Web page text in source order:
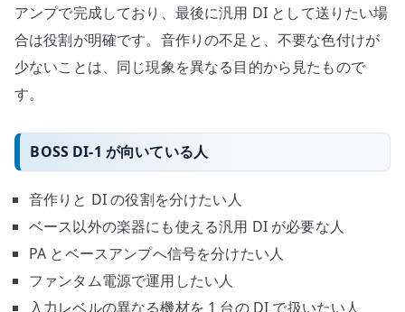
アンプで完成しており、最後に汎用 DI として送りたい場
合は役割が明確です。音作りの不足と、不要な色付けが
少ないことは、同じ現象を異なる目的から見たもので
す。
BOSS DI-1 が向いている人
音作りと DI の役割を分けたい人
ベース以外の楽器にも使える汎用 DI が必要な人
PA とベースアンプへ信号を分けたい人
ファンタム電源で運用したい人
入力レベルの異なる機材を 1 台の DI で扱いたい人